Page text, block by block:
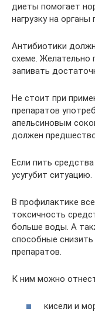
диеты помогает
нагрузку на органы
Антибиотики
схеме. Желательно
запивать
Не стоит при
препаратов
апельсиновым
должен
Если пить
усугубит ситуацию.
В профилактике
токсичность
больше воды. А
способные
препаратов.
К ним можно
кисели и